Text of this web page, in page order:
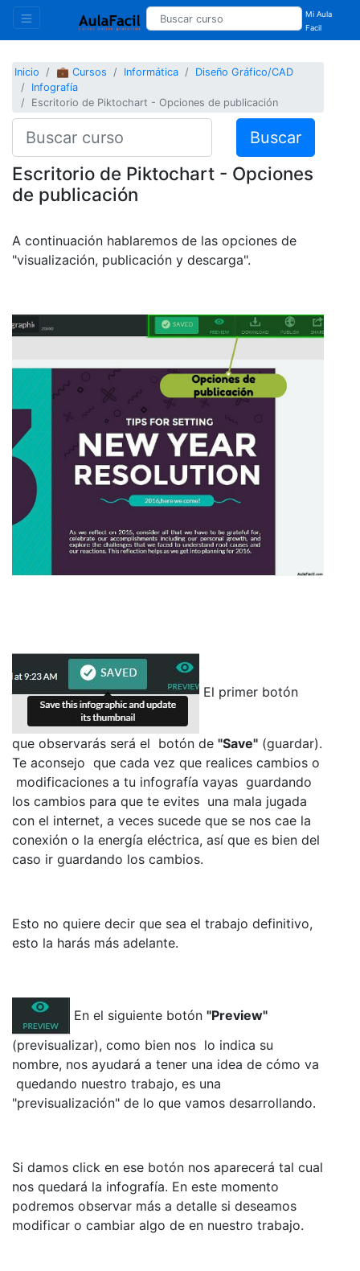
Mi Aula
Facil
Inicio 💼 Cursos Informática
Diseño Gráfico/CAD
Infografía
Escritorio de Piktochart - Opciones de publicación
Buscar
Escritorio de Piktochart - Opciones
de publicación
A continuación hablaremos de las opciones de
"visualización, publicación y descarga".
El primer botón
que observarás será el botón de "Save" (guardar).
Te aconsejo que cada vez que realices cambios o
modificaciones a tu infografía vayas guardando
los cambios para que te evites una mala jugada
con el internet, a veces sucede que se nos cae la
conexión o la energía eléctrica, así que es bien del
caso ir guardando los cambios.
Esto no quiere decir que sea el trabajo definitivo,
esto la harás más adelante.
En el siguiente botón "Preview"
(previsualizar), como bien nos lo indica su
nombre, nos ayudará a tener una idea de cómo va
quedando nuestro trabajo, es una
"previsualización" de lo que vamos desarrollando.
Si damos click en ese botón nos aparecerá tal cual
nos quedará la infografía. En este momento
podremos observar más a detalle si deseamos
modificar o cambiar algo de en nuestro trabajo.